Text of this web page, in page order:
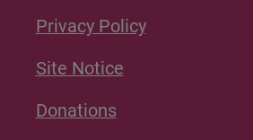
Privacy Policy
Site Notice
Donations